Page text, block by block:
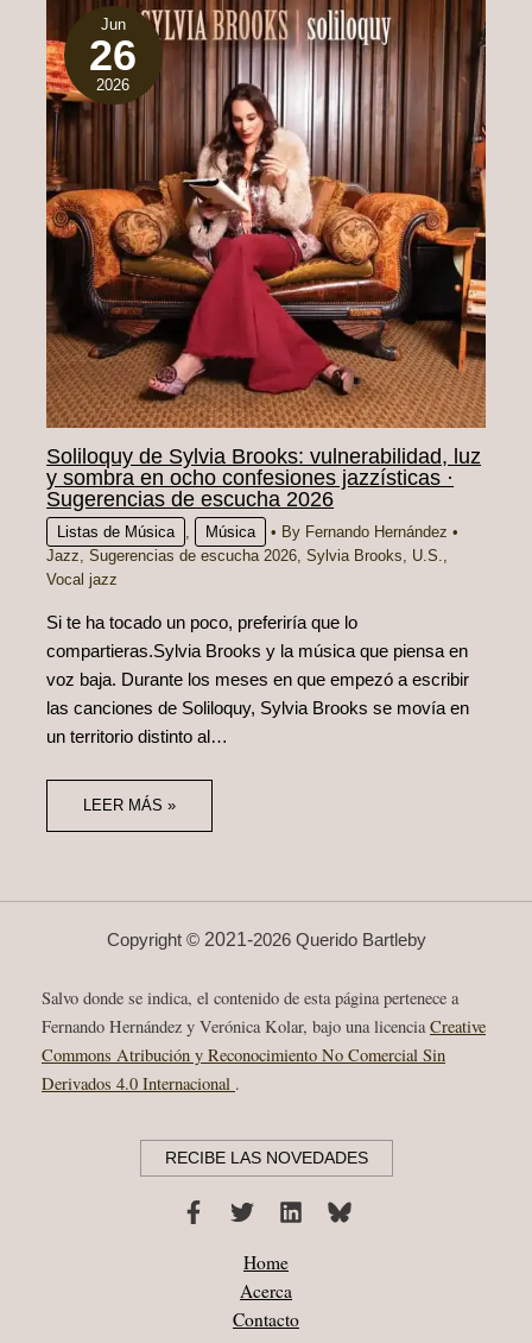
Jun
26
2026
Soliloquy de Sylvia Brooks: vulnerabilidad, luz
y sombra en ocho confesiones jazzísticas ·
Sugerencias de escucha 2026
Listas de Música Música • By Fernando Hernández•
Jazz ,Sugerencias de escucha 2026 ,Sylvia Brooks U.S.
Vocal jazz
Si te ha tocado un poco, preferiría que lo
compartieras.Sylvia Brooks y la música que piensa en
voz baja. Durante los meses en que empezó a escribir
las canciones de Soliloquy, Sylvia Brooks se movía en
un territorio distinto al…
LEER MÁS »
Copyright © 2021-2026 Querido Bartleby
Salvo donde se indica, el contenido de esta página pertenece a
Fernando Hernández y Verónica Kolar, bajo una licenciaCreative
Commons Atribución y Reconocimiento No Comercial Sin
Derivados 4.0 Internacional .
RECIBE LAS NOVEDADES
Home
Acerca
Contacto